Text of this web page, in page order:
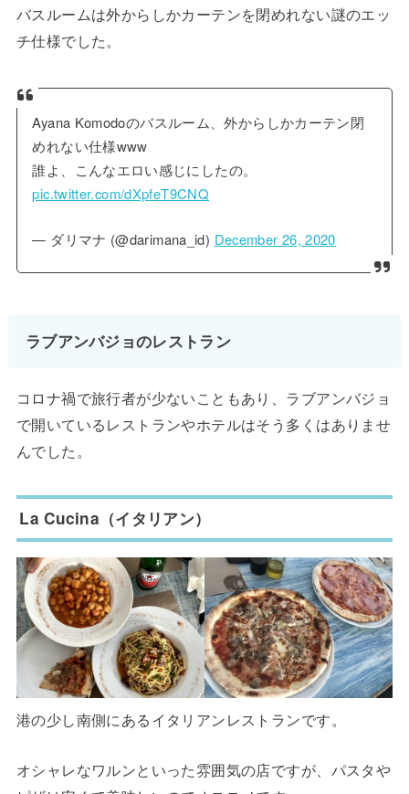
バスルームは外からしかカーテンを閉めれない謎のエッ
チ仕様でした。
Ayana Komodoのバスルーム、外からしかカーテン閉
めれない仕様www
誰よ、こんなエロい感じにしたの。
pic.twitter.com/dXpfeT9CNQ
— ダリマナ (@darimana_id) December 26, 2020
ラブアンバジョのレストラン
コロナ禍で旅行者が少ないこともあり、ラブアンバジョ
で開いているレストランやホテルはそう多くはありませ
んでした。
La Cucina（イタリアン）
港の少し南側にあるイタリアンレストランです。
オシャレなワルンといった雰囲気の店ですが、パスタや